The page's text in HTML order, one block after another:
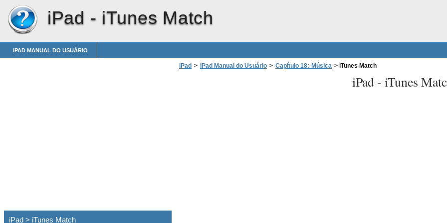
iPad - iTunes Match
IPAD MANUAL DO USUÁRIO
iPad > iPad Manual do Usuário > Capítulo 18: Música > iTunes Match
iPad - iTunes
iPad > iTunes Match